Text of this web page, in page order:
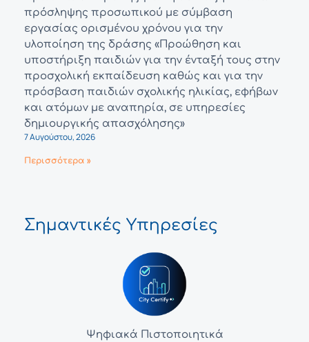
πρόσληψης προσωπικού με σύμβαση
εργασίας ορισμένου χρόνου για την
υλοποίηση της δράσης «Προώθηση και
υποστήριξη παιδιών για την ένταξή τους στην
προσχολική εκπαίδευση καθώς και για την
πρόσβαση παιδιών σχολικής ηλικίας, εφήβων
και ατόμων με αναπηρία, σε υπηρεσίες
δημιουργικής απασχόλησης»
7 Αυγούστου, 2026
Περισσότερα »
Σημαντικές Υπηρεσίες
Ψηφιακά Πιστοποιητικά